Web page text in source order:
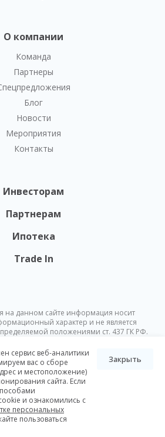
О компании
Команда
Партнеры
Блог
Новости
Мероприятия
Контакты
Инвесторам
Партнерам
Ипотека
Trade In
на данном сайте информация носит
характер и не является
положениями ст. 437 ГК РФ.
без предварительного уведомления.
© Nikoliers 2026
персональных данных
Разработка Pictus
сервис веб-аналитики
вас о сборе
и местоположение)
сайта. Если
и ознакомились с
персональных
пользоваться
Закрыть